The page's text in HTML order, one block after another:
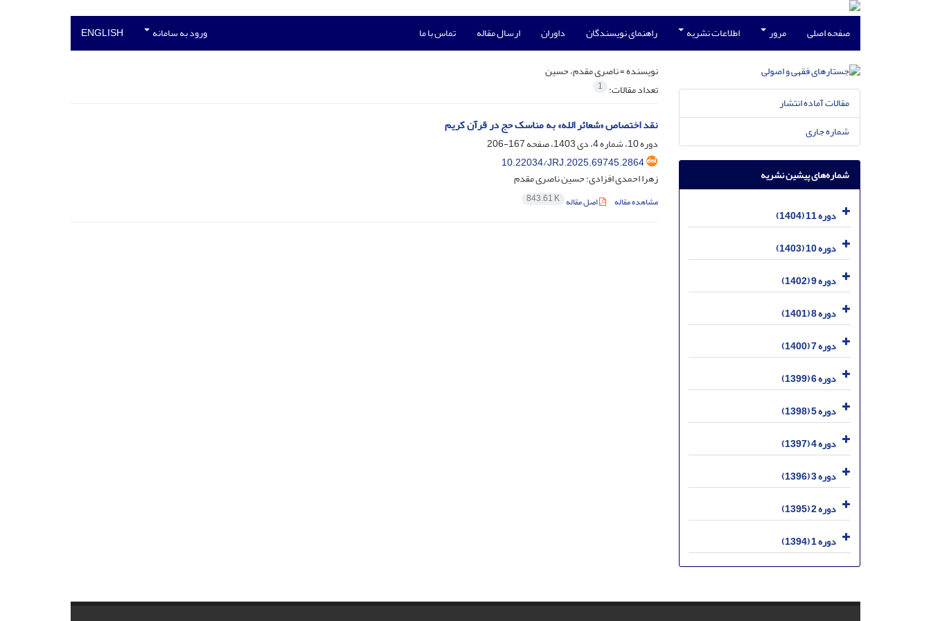
صفحه اصلی مرور اطلاعات نشریه راهنمای نویسندگان داوران ارسال مقاله تماس با ما ورود به سامانه ENGLISH
نویسنده =ناصری مقدم، حسین
تعداد مقالات: 1
نقد اختصاص «شعائر الله» به مناسک حج در قرآن کریم
دوره 10، شماره 4، دی 1403، صفحه
167-206
10.22034/JRJ.2025.69745.2864
زهرا احمدی افزادی؛ حسین ناصری مقدم
مشاهده مقاله اصل مقاله 843.61 K
مقالات آماده انتشار
شماره جاری
شماره‌های پیشین نشریه
دوره 11 (1404)
دوره 10 (1403)
دوره 9 (1402)
دوره 8 (1401)
دوره 7 (1400)
دوره 6 (1399)
دوره 5 (1398)
دوره 4 (1397)
دوره 3 (1396)
دوره 2 (1395)
دوره 1 (1394)